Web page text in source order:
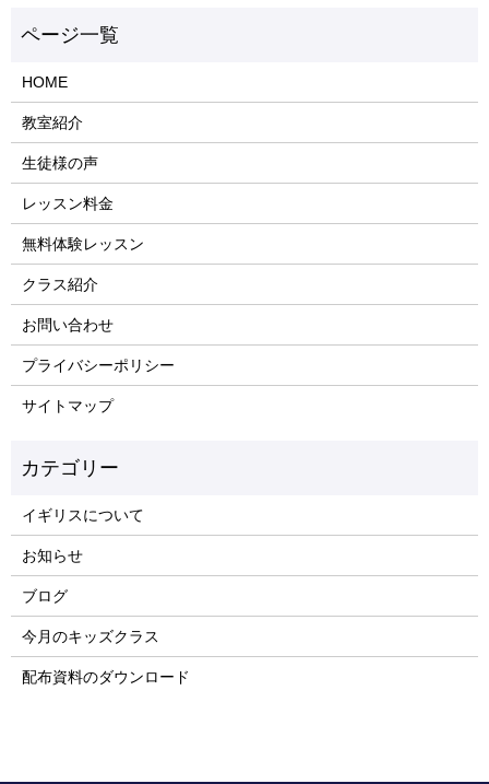
HOME
教室紹介
生徒様の声
レッスン料金
無料体験レッスン
クラス紹介
お問い合わせ
プライバシーポリシー
サイトマップ
イギリスについて
お知らせ
ブログ
今月のキッズクラス
配布資料のダウンロード